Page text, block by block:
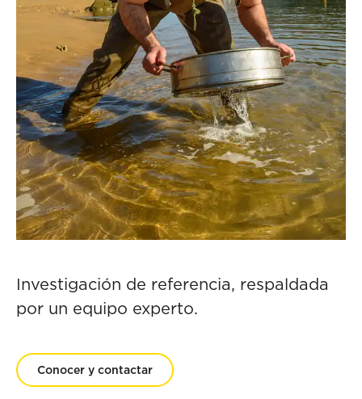
Investigación de referencia, respaldada
por un equipo experto.
Conocer y contactar